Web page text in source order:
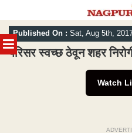
MENU
Skip
to
content
Published On : Sat, Aug 5th,
परिसर स्वच्छ ठेवून शहर
Watch